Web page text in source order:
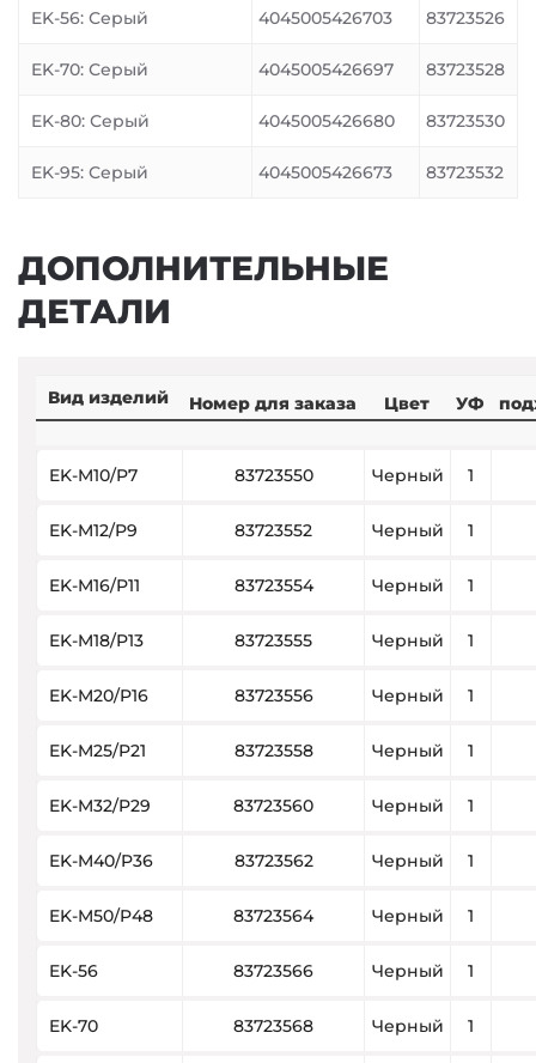
EK-56: Серый 4045005426703 83723526
EK-70: Серый 4045005426697 83723528
EK-80: Серый 4045005426680 83723530
EK-95: Серый 4045005426673 83723532
ДОПОЛНИТЕЛЬНЫЕ
ДЕТАЛИ
Вид изделий Номер для заказа Цвет УФ
EK-M10/P7 83723550 Черный 1
EK-M12/P9 83723552 Черный 1
EK-M16/P11 83723554 Черный 1
EK-M18/P13 83723555 Черный 1
EK-M20/P16 83723556 Черный 1
EK-M25/P21 83723558 Черный 1
EK-M32/P29 83723560 Черный 1
EK-M40/P36 83723562 Черный 1
EK-M50/P48 83723564 Черный 1
EK-56 83723566 Черный 1
EK-70 83723568 Черный 1